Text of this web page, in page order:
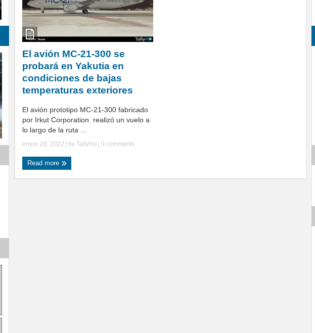
El avión MC-21-300 se
probará en Yakutia en
condiciones de bajas
temperaturas exteriores
El avión prototipo MC-21-300 fabricado
por Irkut Corporation realizó un vuelo a
lo largo de la ruta ...
enero 28, 2022 | by TallyHo 0 comments
Read more